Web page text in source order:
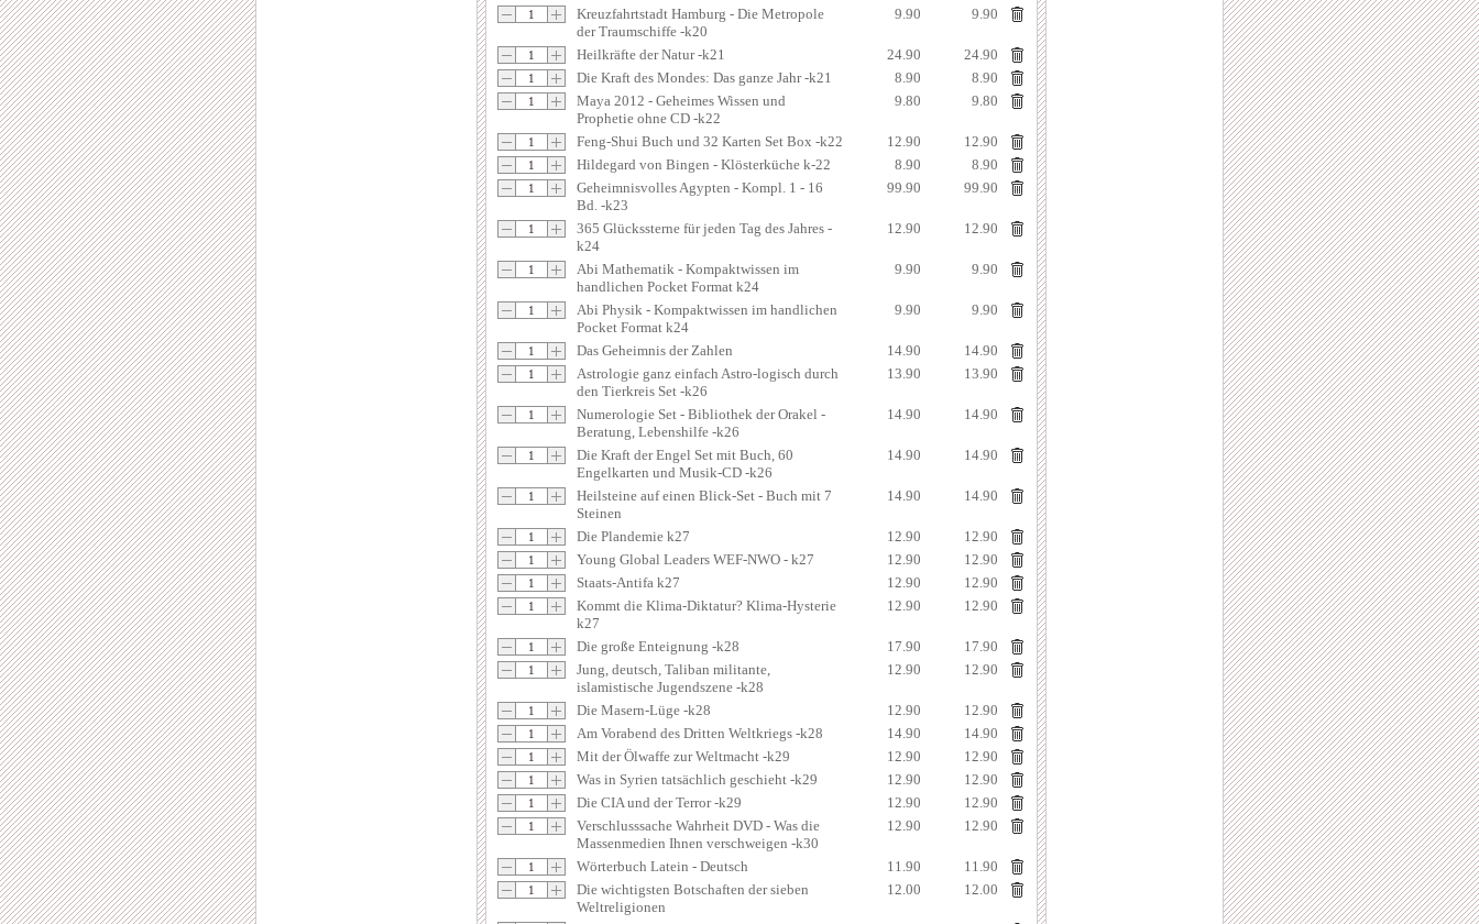
Kreuzfahrtstadt Hamburg - Die Metropole
der Traumschiffe -k20
9.90 9.90
Heilkräfte der Natur -k21 24.90
24.90
Die Kraft des Mondes: Das ganze Jahr -k21
8.90
8.90
Maya 2012 - Geheimes Wissen und
Prophetie ohne CD -k22
9.80 9.80
Feng-Shui Buch und 32 Karten Set Box -k22 12.90
12.90
Hildegard von Bingen - Klösterküche k-22
8.90
8.90
Geheimnisvolles Agypten - Kompl. 1 - 16
Bd. -k23
99.90 99.90
365 Glückssterne für jeden Tag des Jahres -
k24
12.90 12.90
Abi Mathematik - Kompaktwissen im
handlichen Pocket Format k24
9.90 9.90
Abi Physik - Kompaktwissen im handlichen
Pocket Format k24
9.90 9.90
Das Geheimnis der Zahlen 14.90
14.90
Astrologie ganz einfach Astro-logisch durch
den Tierkreis Set -k26
13.90 13.90
Numerologie Set - Bibliothek der Orakel -
Beratung, Lebenshilfe -k26
14.90 14.90
Die Kraft der Engel Set mit Buch, 60
Engelkarten und Musik-CD -k26
14.90 14.90
Heilsteine auf einen Blick-Set - Buch mit 7
Steinen
14.90 14.90
Die Plandemie k27 12.90
12.90
Young Global Leaders WEF-NWO - k27
12.90
12.90
Staats-Antifa k27
12.90
12.90
Kommt die Klima-Diktatur? Klima-Hysterie
k27
12.90 12.90
Die große Enteignung -k28 17.90
17.90
Jung, deutsch, Taliban militante,
islamistische Jugendszene -k28
12.90 12.90
Die Masern-Lüge -k28 12.90
12.90
Am Vorabend des Dritten Weltkriegs -k28
14.90
14.90
Mit der Ölwaffe zur Weltmacht -k29
12.90
12.90
Was in Syrien tatsächlich geschieht -k29
12.90
12.90
Die CIA und der Terror -k29
12.90
12.90
Verschlusssache Wahrheit DVD - Was die
Massenmedien Ihnen verschweigen -k30
12.90 12.90
Wörterbuch Latein - Deutsch 11.90
11.90
Die wichtigsten Botschaften der sieben
Weltreligionen
12.00 12.00